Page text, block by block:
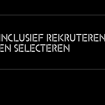
INCLUSIEF REKRUTEREN
EN SELECTEREN